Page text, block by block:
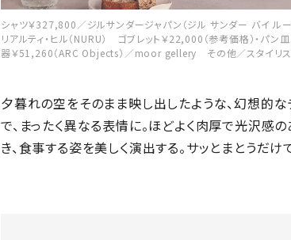
シャツ￥327,800／ジルサンダージャパン（ジル サンダー バイ
リアルティ・ヒル（NURU） ゴブレット￥22,000（参考価格）・パ
器￥51,260（ARC Objects）／moor gellery その他／スタイリ
夕暮れの空をそのまま映し出したような、幻想的な
で、まったく異なる表情に。ほどよく肉厚で光沢感
き、食事する姿を美しく演出する。サッとまとうだ